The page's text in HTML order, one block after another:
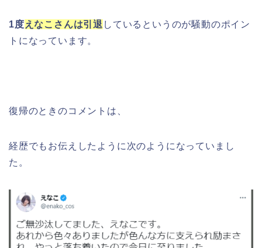
1度えなこさんは引退 しているというのが騒動のポイン
トになっています。
復帰のときのコメントは、
経歴でもお伝えしたように次のようになっていまし
た。